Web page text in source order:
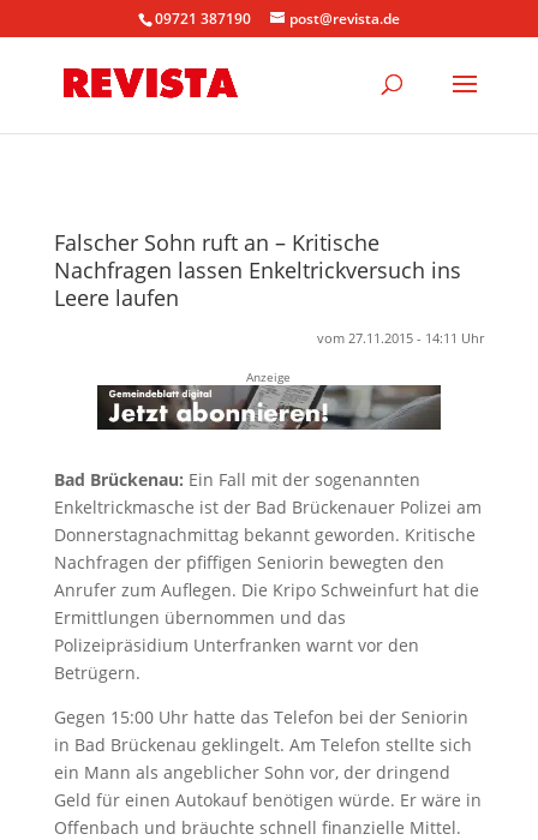
09721 387190 post@revista.de
Falscher Sohn ruft an – Kritische
Nachfragen lassen Enkeltrickversuch ins
Leere laufen
vom 27.11.2015 - 14:11 Uhr
Anzeige
Bad Brückenau: Ein Fall mit der sogenannten
Enkeltrickmasche ist der Bad Brückenauer Polizei am
Donnerstagnachmittag bekannt geworden. Kritische
Nachfragen der pfiffigen Seniorin bewegten den
Anrufer zum Auflegen. Die Kripo Schweinfurt hat die
Ermittlungen übernommen und das
Polizeipräsidium Unterfranken warnt vor den
Betrügern.
Gegen 15:00 Uhr hatte das Telefon bei der Seniorin
in Bad Brückenau geklingelt. Am Telefon stellte sich
ein Mann als angeblicher Sohn vor, der dringend
Geld für einen Autokauf benötigen würde. Er wäre in
Offenbach und bräuchte schnell finanzielle Mittel.